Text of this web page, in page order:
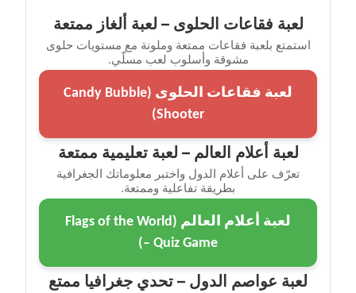
لعبة فقاعات الحلوى – لعبة ألغاز ممتعة
استمتع بلعبة فقاعات ممتعة وملونة مع مستويات حلوى
مشوقة وأسلوب لعب مسلّي.
لعبة فقاعات الحلوى (Candy Bubble
Shooter)
لعبة أعلام العالم – لعبة تعليمية ممتعة
تعرّف على أعلام الدول واختبر معلوماتك الجغرافية
بطريقة تفاعلية وممتعة.
لعبة أعلام العالم (Flags of the World
– Quiz Game)
لعبة عواصم الدول – تحدي جغرافيا ممتع